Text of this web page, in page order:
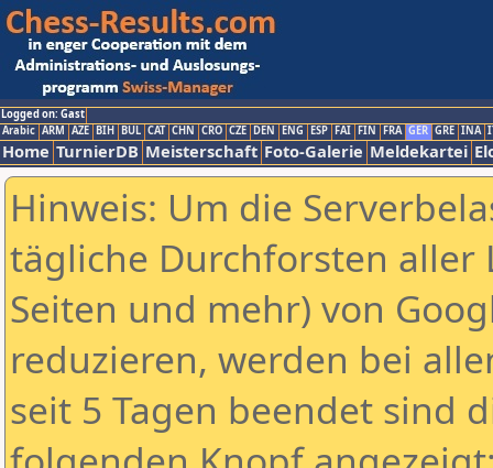
Logged on: Gast
Arabic ARM AZE BIH BUL CAT CHN CRO CZE DEN ENG ESP FAI FIN FRA GER GRE INA
Home TurnierDB Meisterschaft Foto-Galerie Meldekartei
Hinweis: Um die
tägliche Durchforsten aller
Seiten und mehr) von
reduzieren, werden bei
seit 5 Tagen beendet sind